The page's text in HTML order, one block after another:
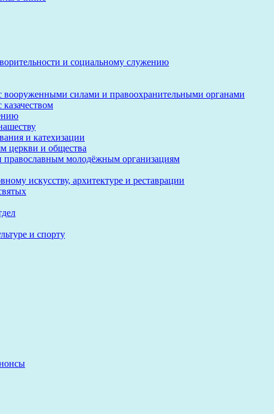
и социальному служению
вооруженными силами и правоохранительными органами
и катехизации
церкви и общества
молодёжным организациям
искусству, архитектуре и реставрации
и спорту